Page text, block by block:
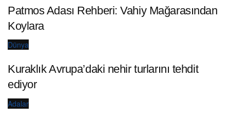
Patmos Adası Rehberi: Vahiy Mağarasından
Koylara
Dünya
Kuraklık Avrupa’daki nehir turlarını tehdit
ediyor
Adalar